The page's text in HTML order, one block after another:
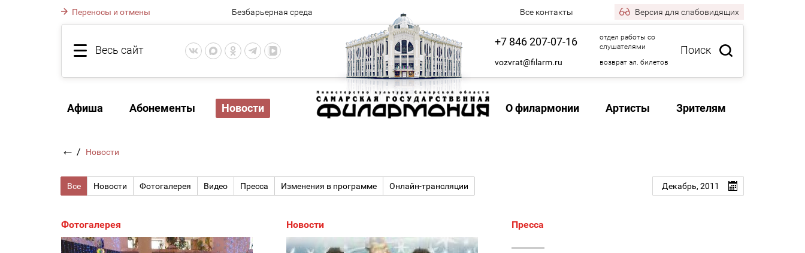
Переносы и отмены Безбарьерная среда Все контакты Версия для слабовидящих
Весь сайт Поиск
+7 846 207-07-16
отдел работы со
слушателями
vozvrat@filarm.ru возврат эл. билетов
Афиша Абонементы Новости О филармонии Артисты Зрителям
← / Новости
Все Новости Фотогалерея Видео Пресса Изменения в программе Онлайн-трансляции Декабрь, 2011
Фотогалерея Новости Пресса